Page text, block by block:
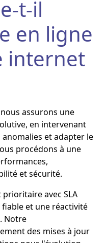
t-il
en ligne
internet
assurons une
en intervenant
et adapter le
procédons à une
et sécurité.
avec SLA
et une réactivité
Notre
des mises à jour